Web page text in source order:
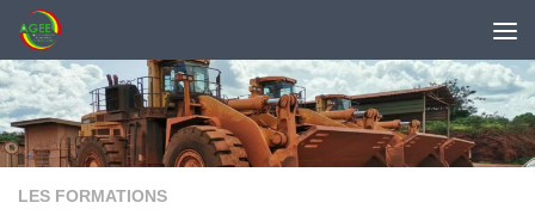
Skip to content
LES FORMATIONS